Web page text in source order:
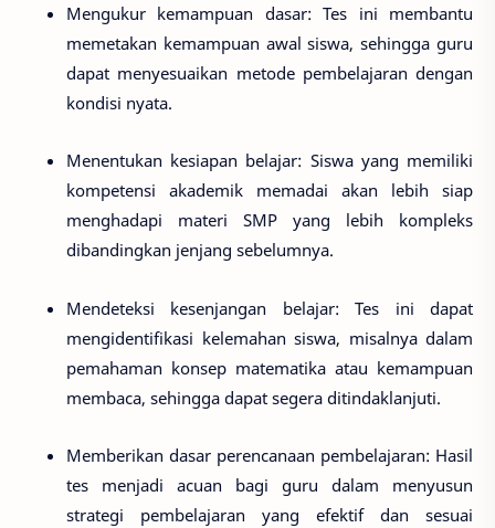
Mengukur kemampuan dasar: Tes ini membantu
memetakan kemampuan awal siswa, sehingga guru
dapat menyesuaikan metode pembelajaran dengan
kondisi nyata.
Menentukan kesiapan belajar: Siswa yang memiliki
kompetensi akademik memadai akan lebih siap
menghadapi materi SMP yang lebih kompleks
dibandingkan jenjang sebelumnya.
Mendeteksi kesenjangan belajar: Tes ini dapat
mengidentifikasi kelemahan siswa, misalnya dalam
pemahaman konsep matematika atau kemampuan
membaca, sehingga dapat segera ditindaklanjuti.
Memberikan dasar perencanaan pembelajaran: Hasil
tes menjadi acuan bagi guru dalam menyusun
strategi pembelajaran yang efektif dan sesuai